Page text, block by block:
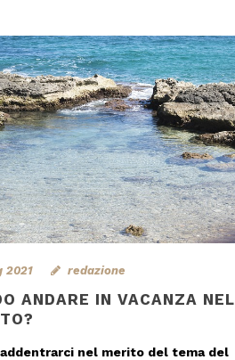
2021 redazione
ANDARE IN VACANZA NEL
addentrarci nel merito del tema del